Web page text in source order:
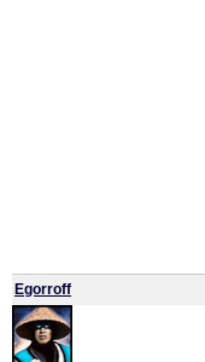
Egorroff